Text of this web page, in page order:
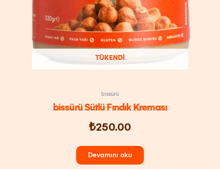
TÜKENDI
bissürü
bissürü Sütlü Fındık Kreması
₺250.00
Devamını oku